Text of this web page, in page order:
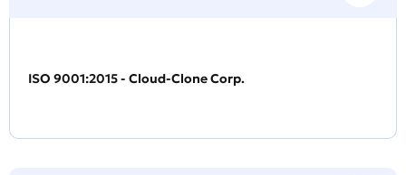
ISO 9001:2015 - Cloud-Clone Corp.